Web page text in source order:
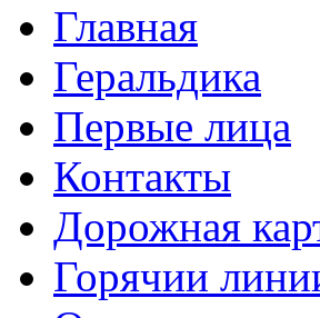
Главная
Геральдика
Первые лица
Контакты
Дорожная
Горячии